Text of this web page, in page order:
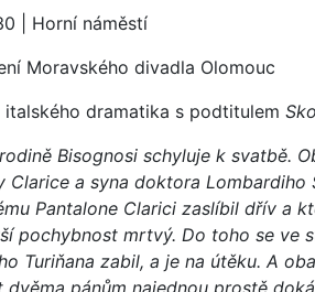
| Horní náměstí
Moravského divadla Olomouc
italského dramatika s podtitulem
Bisognosi schyluje k svatbě.
Clarice a syna doktora
Pantalone Clarici zaslíbil dřív a
pochybnost mrtvý. Do toho se ve
Turiňana zabil, a je na útěku. A
pánům najednou prostě